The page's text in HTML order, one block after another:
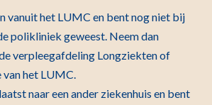
vanuit het LUMC en bent nog niet bij
polikliniek geweest. Neem dan
verpleegafdeling Longziekten of
het LUMC.
naar een ander ziekenhuis en bent